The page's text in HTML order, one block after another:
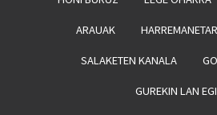
ARAUAK
SALAKETEN KANALA
GUREKIN LAN